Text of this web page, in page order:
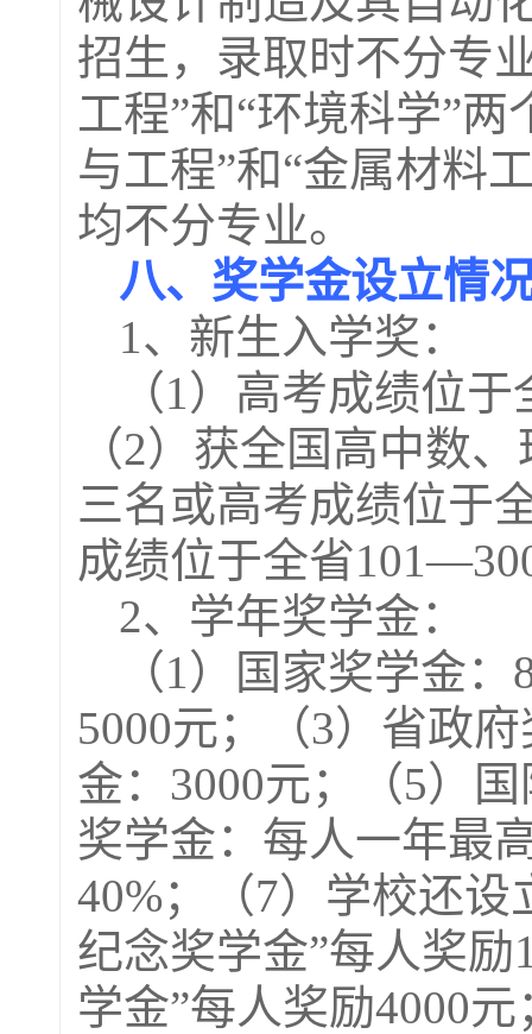
招生，录取时不分专
工程”和“环境科学”
与工程”和“金属材料
均不分专业。
八、奖学金设立情
1、新生入学奖：
（1）高考成绩位
（2）获全国高中数
三名或高考成绩位于
成绩位于全省101—
2、学年奖学金：
（1）国家奖学金：
5000元；（3）省政
金： 3000元；（5）
奖学金：每人一年最
40%；（7）学校还设
纪念奖学金”每人奖励
学金”每人奖励4000元